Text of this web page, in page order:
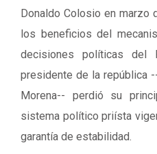
Donaldo Colosio en marzo
los beneficios del
decisiones políticas del
presidente de la república
Morena-- perdió su
sistema político priísta
garantía de estabilidad.